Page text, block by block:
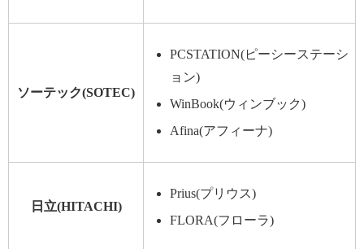
ソーテック(SOTEC)
PCSTATION(ピーシーステーシ
ョン)
WinBook(ウィンブック)
Afina(アフィーナ)
日立(HITACHI)
Prius(プリウス)
FLORA(フローラ)